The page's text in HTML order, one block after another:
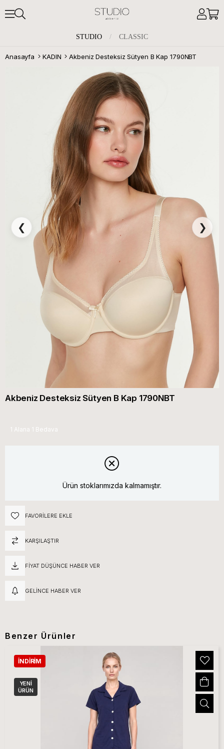
STUDIO / CLASSIC
Anasayfa KADIN Akbeniz Desteksiz Sütyen B Kap 1790NBT
❮ ❯
Akbeniz Desteksiz Sütyen B Kap 1790NBT
1 Alana 1 Bedava
Ürün stoklarımızda kalmamıştır.
FAVORILERE EKLE
KARŞILAŞTIR
FIYAT DÜŞÜNCE HABER VER
GELINCE HABER VER
Benzer Ürünler
İNDIRIM
YENI
ÜRÜN